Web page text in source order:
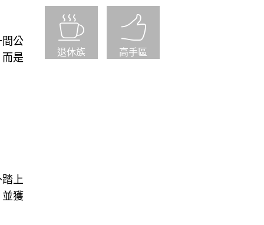
間公
是
上
獲
退休族 高手區